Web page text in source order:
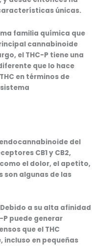
únicas.
familia química que
cannabinoide
el THC-P tiene una
que lo hace
en términos de
del
CB1 y CB2,
el dolor, el apetito,
son algunas de las
Debido a su alta afinidad
P puede generar
que el THC
incluso en pequeñas